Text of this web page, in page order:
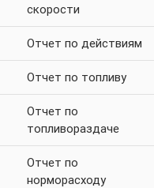
скорости
Отчет по действиям
Отчет по топливу
Отчет по
топливораздаче
Отчет по
норморасходу